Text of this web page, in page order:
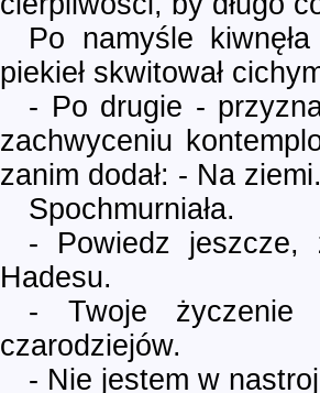
Po namyśle
piekieł skwitował
- Po drugie -
zachwyceniu
zanim dodał: - Na
Spochmurniała.
- Powiedz jeszcze,
Hadesu.
- Twoje życzenie
czarodziejów.
- Nie jestem w